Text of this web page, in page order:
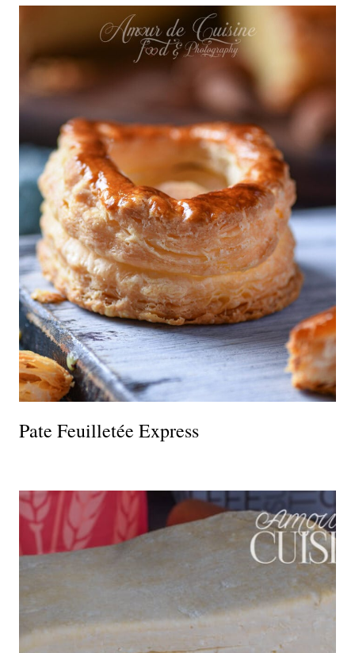
Pate Feuilletée Express